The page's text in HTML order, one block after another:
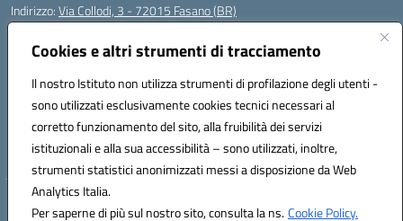
Cookies e altri strumenti di tracciamento
Il nostro Istituto non utilizza strumenti di profilazione degli utenti -
sono utilizzati esclusivamente cookies tecnici necessari al
corretto funzionamento del sito, alla fruibilità dei servizi
istituzionali e alla sua accessibilità – sono utilizzati, inoltre,
strumenti statistici anonimizzati messi a disposizione da Web
Analytics Italia.
Per saperne di più sul nostro sito, consulta la ns.Cookie Policy.
Indirizzo:Via Collodi, 3 - 72015 Fasano (BR)
Centralino:
Posta elettronica certificata (PEC):bric839004@pec.istruzione.it
Codice fiscale: 90059320748
Codice meccanografico:BRIC839004
Codice Indice delle Pubbliche Amministrazioni (IPA): istsc_bree02200r
Codice unico di fatturazione (CUF): MIL3BD
Hosting & Powered by 3D Solution S.r.l.